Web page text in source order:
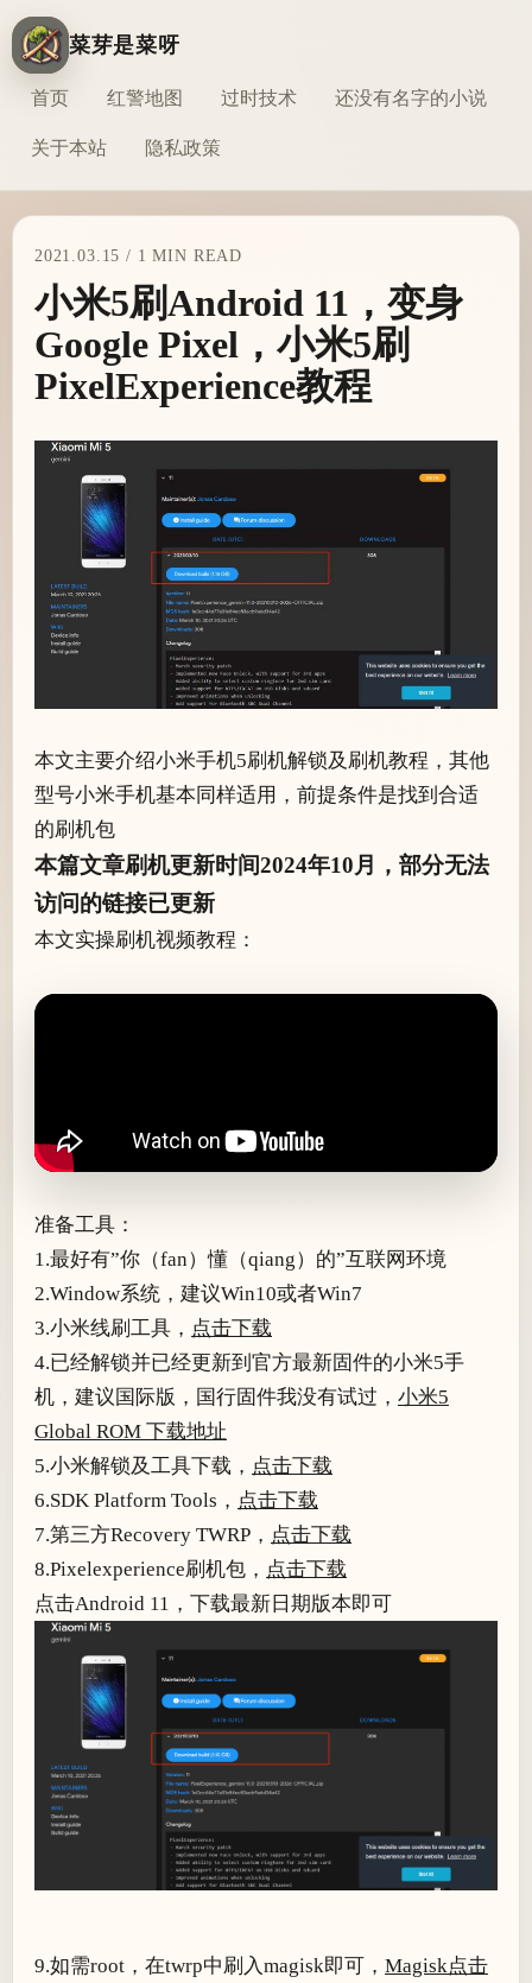
菜芽是菜呀
首页 红警地图 过时技术 还没有名字的小说
关于本站 隐私政策
2021.03.15 / 1 MIN READ
小米5刷Android 11，变身
Google Pixel，小米5刷
PixelExperience教程
本文主要介绍小米手机5刷机解锁及刷机教程，其他
型号小米手机基本同样适用，前提条件是找到合适
的刷机包
本篇文章刷机更新时间2024年10月，部分无法
访问的链接已更新
本文实操刷机视频教程：
准备工具：
1.最好有”你（fan）懂（qiang）的”互联网环境
2.Window系统，建议Win10或者Win7
3.小米线刷工具， 点击下载
4.已经解锁并已经更新到官方最新固件的小米5手
机，建议国际版，国行固件我没有试过， 小米5
Global ROM 下载地址
5.小米解锁及工具下载， 点击下载
6.SDK Platform Tools， 点击下载
7.第三方Recovery TWRP， 点击下载
8.Pixelexperience刷机包， 点击下载
点击Android 11，下载最新日期版本即可
9.如需root，在twrp中刷入magisk即可， Magisk点击